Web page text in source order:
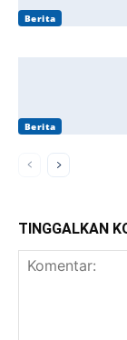
Berita
Berita
TINGGALKAN